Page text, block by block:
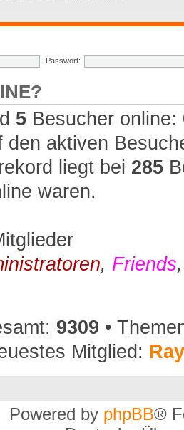
Passwort:
5 Besucher
den aktiven
liegt bei 285
waren.
, Friends
9309 •
Mitglied:
Powered by phpBB®